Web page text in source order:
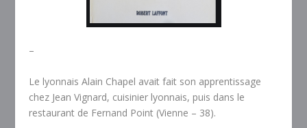
–
Le lyonnais Alain Chapel avait fait son apprentissage
chez Jean Vignard, cuisinier lyonnais, puis dans le
restaurant de Fernand Point (Vienne – 38).